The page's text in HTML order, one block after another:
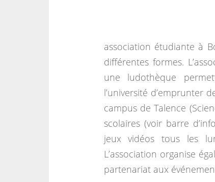
association étudiante à
différentes formes.
une ludothèque
l’université d’emprunter
campus de Talence
scolaires (voir barre
jeux vidéos tous les
L’association organise
partenariat aux